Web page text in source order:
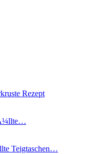
Rezept
Teigtaschen…